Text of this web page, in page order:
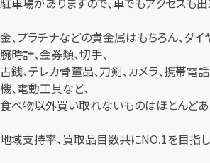
金、プラチナなどの貴金属はもちろん、ダイ
腕時計、金券類、切手、
古銭、テレカ骨董品、刀剣、カメラ、携帯電
機、電動工具など、
食べ物以外買い取れないものはほとんどあ
地域支持率、買取品目数共にNO.1を目指し